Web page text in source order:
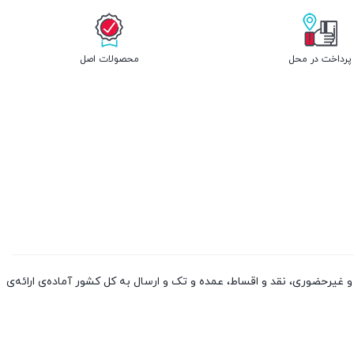
پرداخت در محل محصولات اصل
از چین و دوبی، به صورت حضوری و غیرحضوری، نقد و اقساط، عمده و تک و ارسال به کل کشور آماده‌ی ارائه‌ی